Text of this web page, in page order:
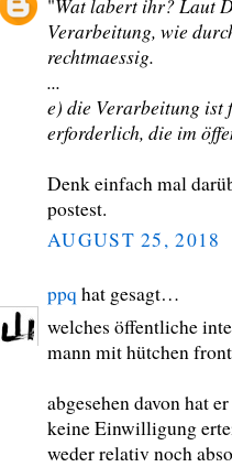
"Wat labert ihr? Laut
Verarbeitung, wie
rechtmaessig.
...
e) die Verarbeitung ist
erforderlich, die im
Denk einfach mal
postest.
AUGUST 25, 2018
ppq hat gesagt…
welches öffentliche
mann mit hütchen
abgesehen davon hat
keine Einwilligung
weder relativ noch